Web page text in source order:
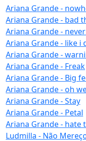
Ariana Grande -
Ariana Grande - bad
Ariana Grande -
Ariana Grande - like i
Ariana Grande -
Ariana Grande - Freak
Ariana Grande - Big
Ariana Grande - oh
Ariana Grande - Stay
Ariana Grande - Petal
Ariana Grande - hate
Ludmilla - Não